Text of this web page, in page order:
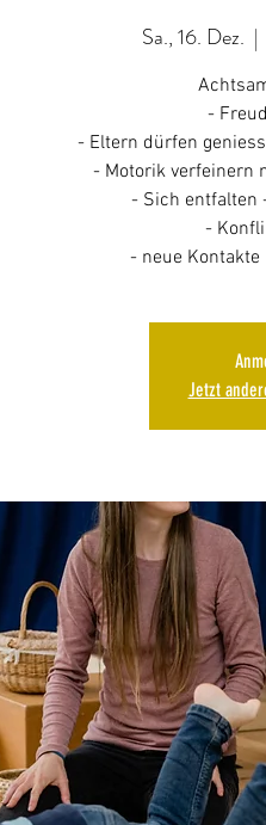
Sa., 16. Dez.
-
- Eltern dürfen
- Motorik verfeinern
- Sich entfalten
-
Jetzt